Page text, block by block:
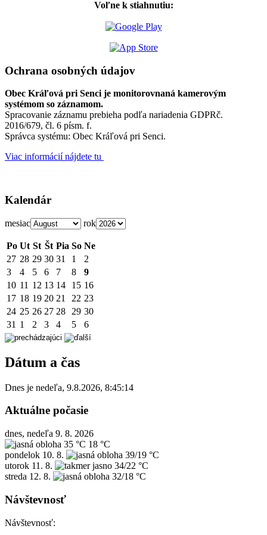
Voľne k stiahnutiu:
Ochrana osobných údajov
Obec Kráľová pri Senci je monitorovnaná kamerovým
systémom so záznamom.
Spracovanie záznamu prebieha podľa nariadenia GDPRč.
2016/679, čl. 6 písm. f.
Správca systému: Obec Kráľová pri Senci.
Viac informácií nájdete tu
Kalendár
mesiac rok
Po Ut St Št Pia So Ne
27 28 29 30 31 1
2
3
4 5 6 7 8
9
10 11 12 13 14 15 16
17 18 19 20 21 22 23
24 25 26 27 28 29 30
31 1 2 3 4 5 6
Dátum a čas
Dnes je nedeľa, 9.8.2026, 8:45:14
Aktuálne počasie
dnes, nedeľa 9. 8. 2026
35 °C 18 °C
pondelok 10. 8.
39/19 °C
utorok 11. 8.
34/22 °C
streda 12. 8. 32/18 °C
Návštevnosť
Návštevnosť: